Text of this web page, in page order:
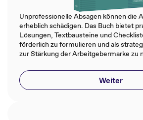
Unprofessionelle Absagen können die
erheblich schädigen. Das Buch bietet
Lösungen, Textbausteine und
förderlich zu formulieren und als
zur Stärkung der Arbeitgebermarke zu
Weiter